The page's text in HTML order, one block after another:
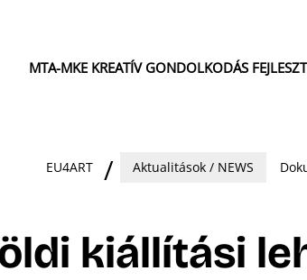
MTA-MKE KREATÍV GONDOLKODÁS
EU4ART Aktualitások / NEWS
kiállítási